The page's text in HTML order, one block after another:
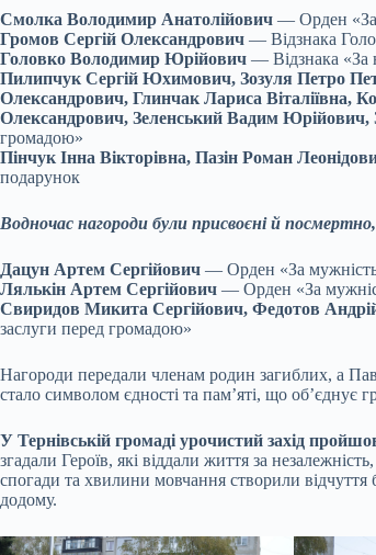
Смолка Володимир Анатолійович — Орден «За
Громов Сергій Олександрович — Відзнака
Головко Володимир Юрійович — Відзнака «За
Пилипчук Сергій Юхимович, Зозуля Петро
Олександрович, Глинчак Лариса Віталіївна,
Олександрович, Зеленський Вадим Юрійович,
громадою»
Пінчук Інна Вікторівна, Пазін Роман
подарунок
Водночас нагороди були присвоєні й
Дацун Артем Сергійович — Орден «За
Лялькін Артем Сергійович — Орден «За
Свиридов Микита Сергійович, Федотов
заслуги перед громадою»
Нагороди передали членам родин загиблих, а
стало символом єдності та пам’яті, що об’єднує
У Тернівській громаді урочистий захід
згадали Героїв, які віддали життя за
спогади та хвилини мовчання створили відчуття
додому.